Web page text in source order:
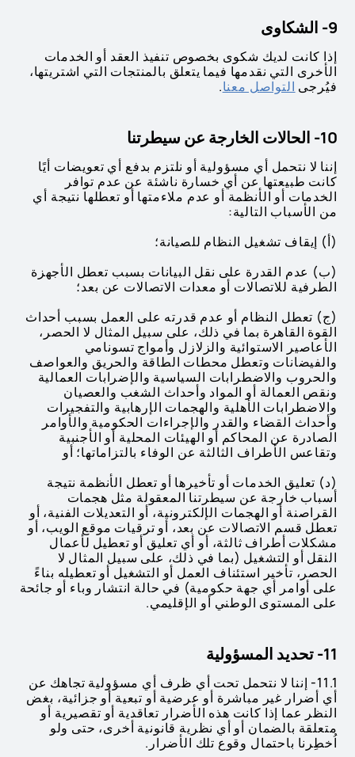
9- الشكاوى
إذا كانت لديك شكوى بخصوص تنفيذ العقد أو الخدمات
الأخرى التي نقدمها فيما يتعلق بالمنتجات التي اشتريتها،
فيُرجى التواصل معنا.
10- الحالات الخارجة عن سيطرتنا
إننا لا نتحمل أي مسؤولية أو نلتزم بدفع أي تعويضات أيًا
كانت طبيعتها عن أي خسارة ناشئة عن عدم توافر
الخدمات أو الأنظمة أو عدم ملاءمتها أو تعطلها نتيجة أي
من الأسباب التالية:
(أ) إيقاف تشغيل النظام للصيانة؛
(ب) عدم القدرة على نقل البيانات بسبب تعطل الأجهزة
الطرفية للاتصالات أو معدات الاتصالات عن بعد؛
(ج) تعطل النظام أو عدم قدرته على العمل بسبب أحداث
القوة القاهرة بما في ذلك، على سبيل المثال لا الحصر،
الأعاصير الاستوائية والزلازل وأمواج تسونامي
والفيضانات وتعطل محطات الطاقة والحريق والعواصف
والحروب والاضطرابات السياسية والإضرابات العمالية
ونقص العمالة أو المواد وأحداث الشغب والعصيان
والاضطرابات الأهلية والهجمات الإرهابية والتفجيرات
وأحداث القضاء والقدر والإجراءات الحكومية والأوامر
الصادرة عن المحاكم أو الهيئات المحلية أو الأجنبية
وتقاعس الأطراف الثالثة عن الوفاء بالتزاماتها؛ أو
(د) تعليق الخدمات أو تأخيرها أو تعطل الأنظمة نتيجة
أسباب خارجة عن سيطرتنا المعقولة مثل هجمات
القراصنة أو الهجمات الإلكترونية، أو التعديلات الفنية، أو
تعطل قسم الاتصالات عن بعد، أو ترقيات موقع الويب، أو
مشكلات أطراف ثالثة، أو أي تعليق أو تعطيل لأعمال
النقل أو التشغيل (بما في ذلك، على سبيل المثال لا
الحصر، تأخير استئناف العمل أو التشغيل أو تعطيله بناءً
على أوامر أي جهة حكومية) في حالة انتشار وباء أو جائحة
على المستوى الوطني أو الإقليمي.
11- تحديد المسؤولية
11.1- إننا لا نتحمل تحت أي ظرف أي مسؤولية تجاهك عن
أي أضرار غير مباشرة أو عرضية أو تبعية أو جزائية، بغض
النظر عما إذا كانت هذه الأضرار تعاقدية أو تقصيرية أو
متعلقة بالضمان أو أي نظرية قانونية أخرى، حتى ولو
اُخطِرنا باحتمال وقوع تلك الأضرار.